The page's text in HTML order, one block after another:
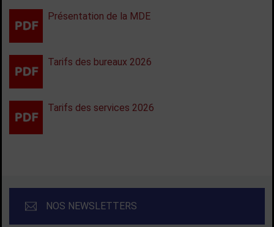
Présentation de la MDE
Tarifs des bureaux 2026
Tarifs des services 2026
NOS NEWSLETTERS